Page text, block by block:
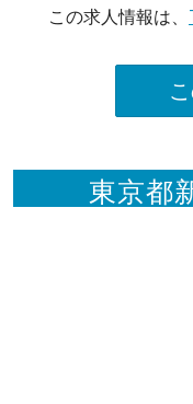
この求人情報は、
東京都